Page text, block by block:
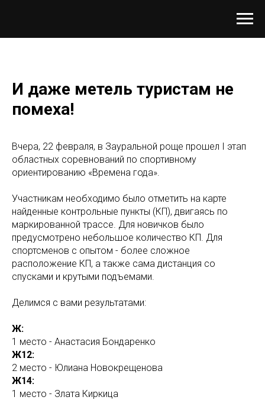
И даже метель туристам не
помеха!
Вчера, 22 февраля, в Зауральной роще прошел I этап
областных соревнований по спортивному
ориентированию «Времена года».
Участникам необходимо было отметить на карте
найденные контрольные пункты (КП), двигаясь по
маркированной трассе. Для новичков было
предусмотрено небольшое количество КП. Для
спортсменов с опытом - более сложное
расположение КП, а также сама дистанция со
спусками и крутыми подъемами.
Делимся с вами результатами:
Ж:
1 место - Анастасия Бондаренко
Ж12:
2 место - Юлиана Новокрещенова
Ж14:
1 место - Злата Киркица